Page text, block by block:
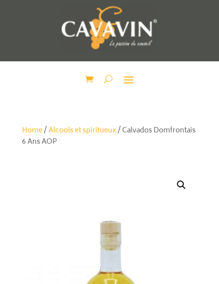
Home/Alcools et spiritueux/ Calvados Domfrontais
6 Ans AOP